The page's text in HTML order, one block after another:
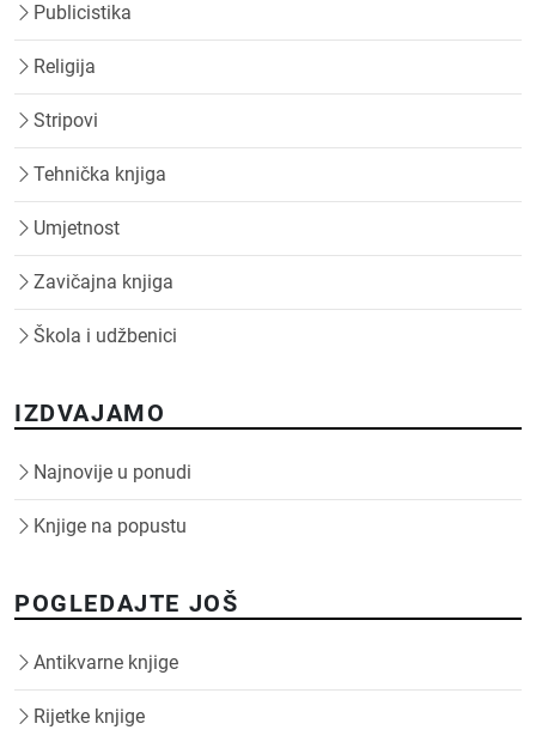
Publicistika
Religija
Stripovi
Tehnička knjiga
Umjetnost
Zavičajna knjiga
Škola i udžbenici
IZDVAJAMO
Najnovije u ponudi
Knjige na popustu
POGLEDAJTE JOŠ
Antikvarne knjige
Rijetke knjige